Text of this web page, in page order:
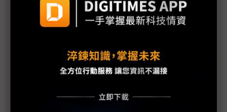
廠迎利多行情
朋程擴產搶攻高效車用元件市場 AI伺服器與HVDC
模組拚2027放量
規避關稅大打平價與豪奢雙戰線 中系電動車4月歐